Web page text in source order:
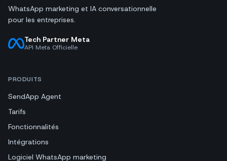
WhatsApp marketing et IA conversationnelle
pour les entreprises.
Tech Partner Meta
API Meta Officielle
PRODUITS
SendApp Agent
Tarifs
Fonctionnalités
Intégrations
Logiciel WhatsApp marketing